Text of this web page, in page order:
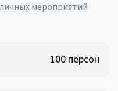
мероприятий
100 персон